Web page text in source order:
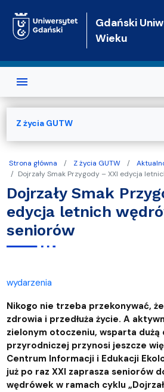
Gdański
Wieku
Strona główna Z życia GUTW
Dojrzały Smak Przygody – XXI edycja
Dojrzały Smak
edycja letnich
seniorów
wydarzenia
Nikogo nie trzeba przekonywać,
zdrowia i przedłuża życie. A
zielonym otoczeniu, wsparta dużą
przyrodniczej przynosi jeszcze
Centrum Informacji i Edukacji
już po raz XXI zaprasza seniorów
wędrówek w ramach cyklu
Z życia GUTW